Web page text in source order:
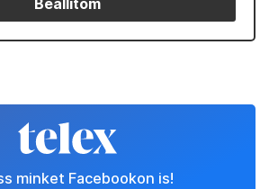
Beállítom
minket Facebookon is!